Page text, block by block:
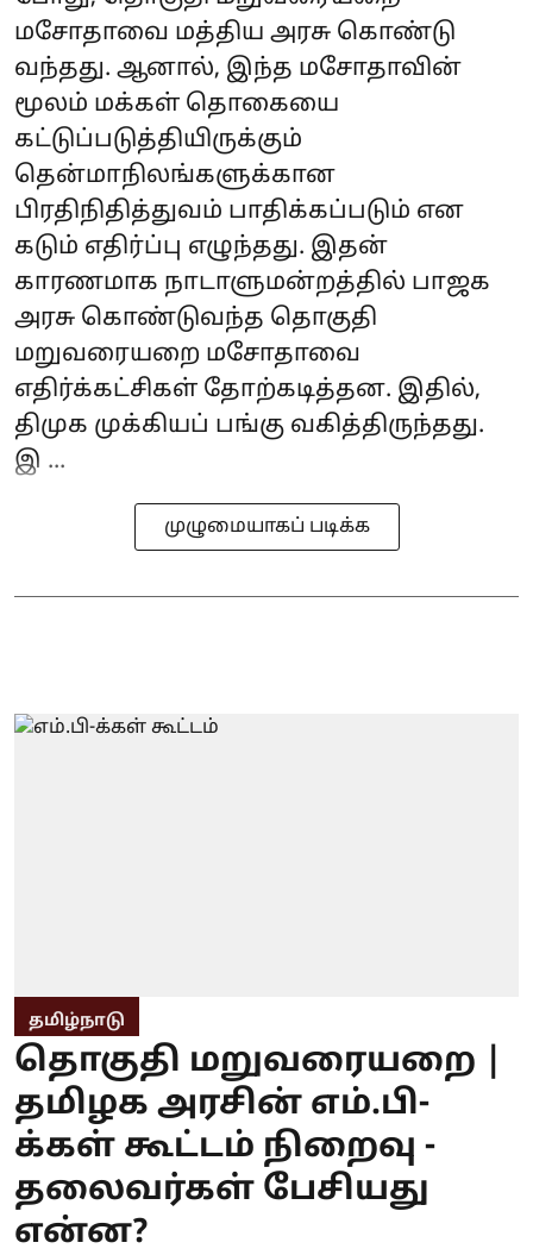
மசோதாவை மத்திய அரசு கொண்டு
வந்தது. ஆனால், இந்த மசோதாவின்
மூலம் மக்கள் தொகையை
கட்டுப்படுத்தியிருக்கும்
தென்மாநிலங்களுக்கான
பிரதிநிதித்துவம் பாதிக்கப்படும் என
கடும் எதிர்ப்பு எழுந்தது. இதன்
காரணமாக நாடாளுமன்றத்தில் பாஜக
அரசு கொண்டுவந்த தொகுதி
மறுவரையறை மசோதாவை
எதிர்க்கட்சிகள் தோற்கடித்தன. இதில்,
திமுக முக்கியப் பங்கு வகித்திருந்தது.
இ ...
முழுமையாகப் படிக்க
தமிழ்நாடு
தொகுதி மறுவரையறை |
தமிழக அரசின் எம்.பி-
க்கள் கூட்டம் நிறைவு -
தலைவர்கள் பேசியது
என்ன?